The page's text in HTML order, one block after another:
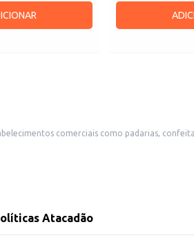
comerciais como padarias,
e garantindo resultados consistentes.
Atacadão